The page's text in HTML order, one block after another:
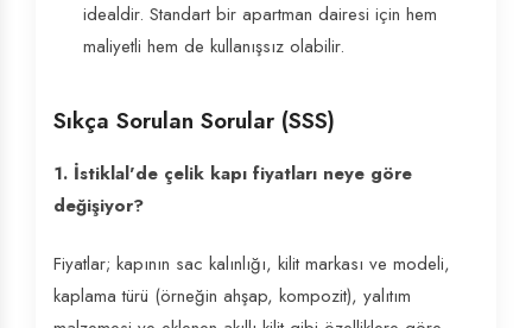
idealdir. Standart bir apartman dairesi için hem
maliyetli hem de kullanışsız olabilir.
Sıkça Sorulan Sorular (SSS)
1. İstiklal'de çelik kapı fiyatları neye göre
değişiyor?
Fiyatlar; kapının sac kalınlığı, kilit markası ve modeli,
kaplama türü (örneğin ahşap, kompozit), yalıtım